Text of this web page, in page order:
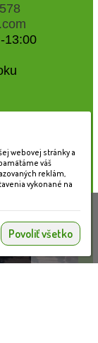
13:00
Súhlasím
webovej stránky a
váš
reklám,
vykonané na
Povoliť všetko